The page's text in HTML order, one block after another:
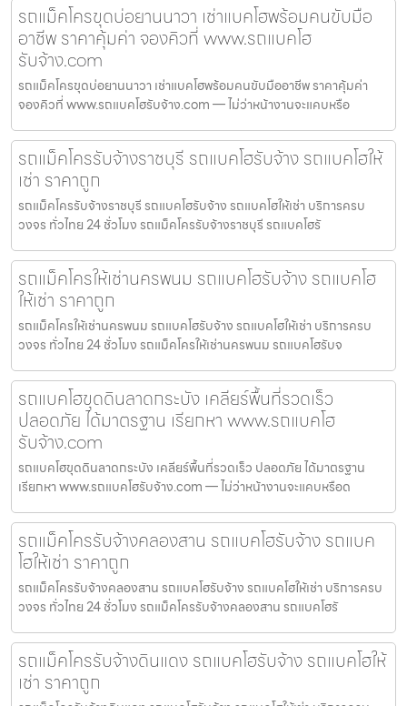
รถแม็คโครขุดบ่อยานนาวา เช่าแบคโฮพร้อมคนขับมือ
อาชีพ ราคาคุ้มค่า จองคิวที่ www.รถแบคโฮ
รับจ้าง.com
รถแม็คโครขุดบ่อยานนาวา เช่าแบคโฮพร้อมคนขับมืออาชีพ ราคาคุ้มค่า
จองคิวที่ www.รถแบคโฮรับจ้าง.com — ไม่ว่าหน้างานจะแคบหรือ
รถแม็คโครรับจ้างราชบุรี รถแบคโฮรับจ้าง รถแบคโฮให้
เช่า ราคาถูก
รถแม็คโครรับจ้างราชบุรี รถแบคโฮรับจ้าง รถแบคโฮให้เช่า บริการครบ
วงจร ทั่วไทย 24 ชั่วโมง รถแม็คโครรับจ้างราชบุรี รถแบคโฮรั
รถแม็คโครให้เช่านครพนม รถแบคโฮรับจ้าง รถแบคโฮ
ให้เช่า ราคาถูก
รถแม็คโครให้เช่านครพนม รถแบคโฮรับจ้าง รถแบคโฮให้เช่า บริการครบ
วงจร ทั่วไทย 24 ชั่วโมง รถแม็คโครให้เช่านครพนม รถแบคโฮรับจ
รถแบคโฮขุดดินลาดกระบัง เคลียร์พื้นที่รวดเร็ว
ปลอดภัย ได้มาตรฐาน เรียกหา www.รถแบคโฮ
รับจ้าง.com
รถแบคโฮขุดดินลาดกระบัง เคลียร์พื้นที่รวดเร็ว ปลอดภัย ได้มาตรฐาน
เรียกหา www.รถแบคโฮรับจ้าง.com — ไม่ว่าหน้างานจะแคบหรือด
รถแม็คโครรับจ้างคลองสาน รถแบคโฮรับจ้าง รถแบค
โฮให้เช่า ราคาถูก
รถแม็คโครรับจ้างคลองสาน รถแบคโฮรับจ้าง รถแบคโฮให้เช่า บริการครบ
วงจร ทั่วไทย 24 ชั่วโมง รถแม็คโครรับจ้างคลองสาน รถแบคโฮรั
รถแม็คโครรับจ้างดินแดง รถแบคโฮรับจ้าง รถแบคโฮให้
เช่า ราคาถูก